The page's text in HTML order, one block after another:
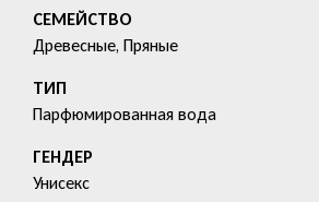
СЕМЕЙСТВО
Древесные, Пряные
ТИП
Парфюмированная вода
ГЕНДЕР
Унисекс